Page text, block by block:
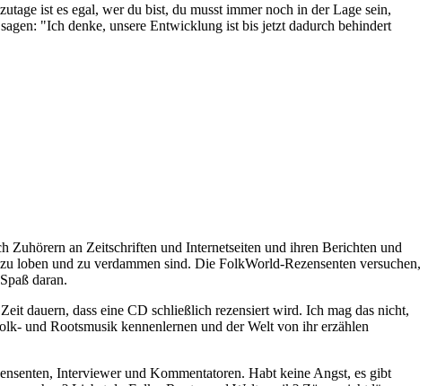
ist es egal, wer du bist, du musst immer noch in der Lage sein,
"Ich denke, unsere Entwicklung ist bis jetzt dadurch behindert
Zuhörern an Zeitschriften und Internetseiten und ihren Berichten und
loben und zu verdammen sind. Die FolkWorld-Rezensenten versuchen,
daran.
dauern, dass eine CD schließlich rezensiert wird. Ich mag das nicht,
und Rootsmusik kennenlernen und der Welt von ihr erzählen
Interviewer und Kommentatoren. Habt keine Angst, es gibt